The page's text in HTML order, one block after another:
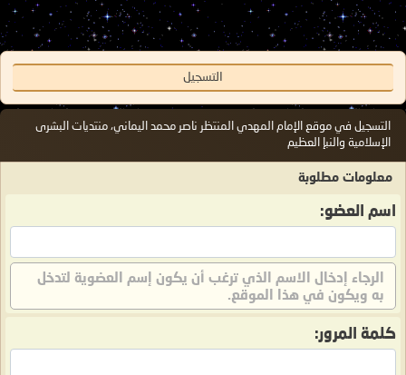
التسجيل
التسجيل في موقع الإمام المهدي المنتظر ناصر محمد اليماني، منتديات البشرى
الإسلامية والنبإ العظيم
معلومات مطلوبة
اسم العضو:
الرجاء إدخال الاسم الذي ترغب أن يكون إسم العضوية لتدخل
به ويكون في هذا الموقع.
كلمة المرور: